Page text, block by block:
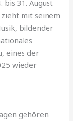
bis 31. August
mit seinem
bildender
eines der
wieder
gehören